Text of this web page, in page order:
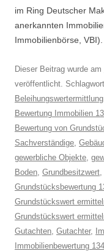
im Ring Deutscher
anerkannten
Immobilienbörse, VBI).
Dieser Beitrag wurde am
veröffentlicht.
Beleihungswertermittlung
Bewertung Immobilien
Bewertung von
Sachverständige
gewerbliche Objekte
Boden Grundbesitzwert
Grundstücksbewertung
Grundstückswert
Grundstückswert
Gutachten Gutachter,
Immobilienbewertung